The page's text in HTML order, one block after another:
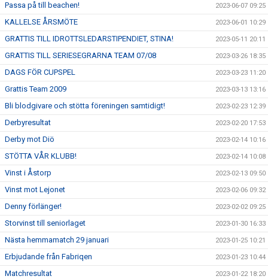
Passa på till beachen! 2023-06-07 09:25
KALLELSE ÅRSMÖTE 2023-06-01 10:29
GRATTIS TILL IDROTTSLEDARSTIPENDIET, STINA! 2023-05-11 20:11
GRATTIS TILL SERIESEGRARNA TEAM 07/08 2023-03-26 18:35
DAGS FÖR CUPSPEL 2023-03-23 11:20
Grattis Team 2009 2023-03-13 13:16
Bli blodgivare och stötta föreningen samtidigt! 2023-02-23 12:39
Derbyresultat 2023-02-20 17:53
Derby mot Diö 2023-02-14 10:16
STÖTTA VÅR KLUBB! 2023-02-14 10:08
Vinst i Åstorp 2023-02-13 09:50
Vinst mot Lejonet 2023-02-06 09:32
Denny förlänger! 2023-02-02 09:25
Storvinst till seniorlaget 2023-01-30 16:33
Nästa hemmamatch 29 januari 2023-01-25 10:21
Erbjudande från Fabriqen 2023-01-23 10:44
Matchresultat 2023-01-22 18:20